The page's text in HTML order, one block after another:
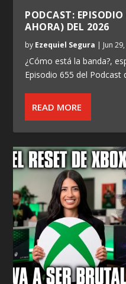
PODCAST:
AHORA) DEL 2026
by Ezequiel Segura | Jun
¿Cómo está la banda?,
Episodio 655 del Podcast
READ MORE